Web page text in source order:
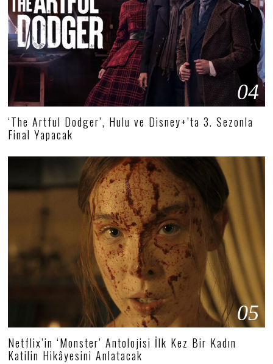
04
‘The Artful Dodger’, Hulu ve Disney+’ta 3. Sezonla
Final Yapacak
05
Netflix’in ‘Monster’ Antolojisi İlk Kez Bir Kadın
Katilin Hikâyesini Anlatacak